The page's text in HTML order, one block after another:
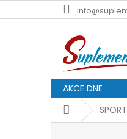
na
AKCE DNE
Domů